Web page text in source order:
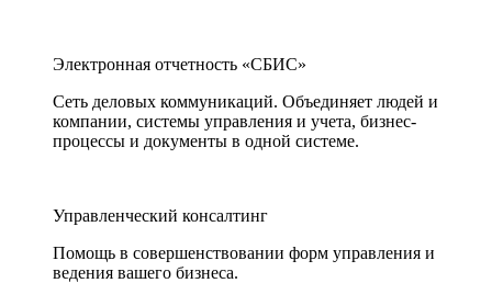
Электронная отчетность «СБИС»
Сеть деловых коммуникаций. Объединяет людей и
компании, системы управления и учета, бизнес-
процессы и документы в одной системе.
Управленческий консалтинг
Помощь в совершенствовании форм управления и
ведения вашего бизнеса.